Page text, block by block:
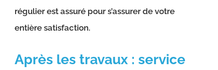
régulier est assuré pour s’assurer de votre
entière satisfaction.
Après les travaux : service